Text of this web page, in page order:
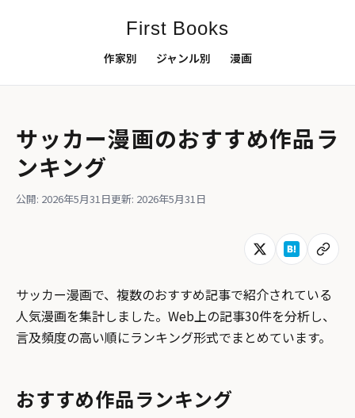
First Books
作家別 ジャンル別 漫画
サッカー漫画のおすすめ作品ラ
ンキング
公開: 2026年5月31日更新: 2026年5月31日
サッカー漫画で、複数のおすすめ記事で紹介されている
人気漫画を集計しました。Web上の記事30件を分析し、
言及頻度の高い順にランキング形式でまとめています。
おすすめ作品ランキング